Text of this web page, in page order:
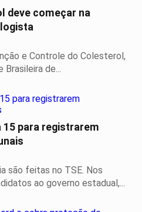
deve começar na
e Controle do Colesterol,
de...
15 para registrarem
são feitas no TSE. Nos
ao governo estadual,...